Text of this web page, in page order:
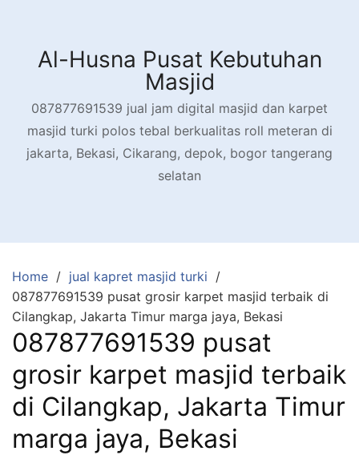
contentAl-Husna Pusat Kebutuhan
Masjid
087877691539 jual jam digital masjid dan karpet
masjid turki polos tebal berkualitas roll meteran di
jakarta, Bekasi, Cikarang, depok, bogor tangerang
selatan
Home
jual kapret masjid turki
087877691539 pusat grosir karpet masjid terbaik di
Cilangkap, Jakarta Timur marga jaya, Bekasi
087877691539 pusat
grosir karpet masjid terbaik
di Cilangkap, Jakarta Timur
marga jaya, Bekasi